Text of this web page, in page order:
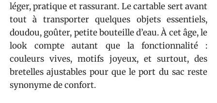
léger, pratique et rassurant. Le cartable sert avant
tout à transporter quelques objets essentiels,
doudou, goûter, petite bouteille d’eau. À cet âge, le
look compte autant que la fonctionnalité :
couleurs vives, motifs joyeux, et surtout, des
bretelles ajustables pour que le port du sac reste
synonyme de confort.